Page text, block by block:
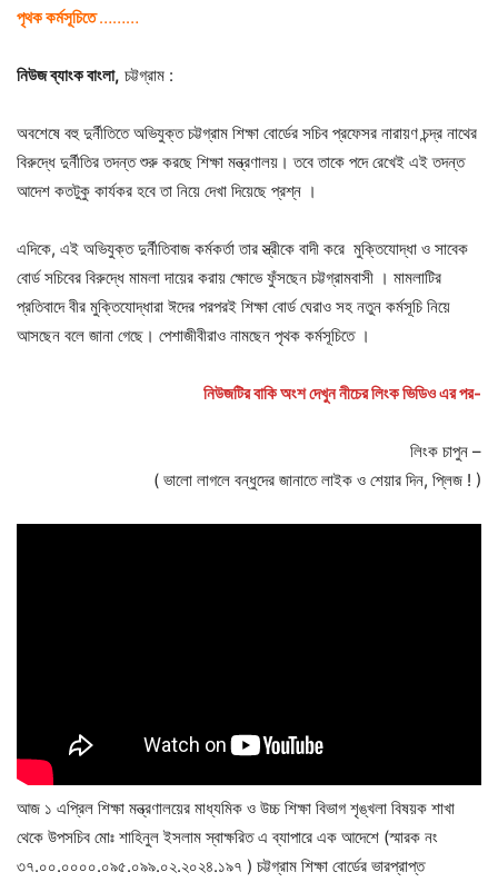
পৃথক কর্মসূচিতে………
নিউজ ব্যাংক বাংলা, চট্টগ্রাম :
অবশেষে বহু দুর্নীতিতে অভিযুক্ত চট্টগ্রাম শিক্ষা বোর্ডের সচিব প্রফেসর নারায়ণ চন্দ্র নাথের
বিরুদ্ধে দুর্নীতির তদন্ত শুরু করছে শিক্ষা মন্ত্রণালয়।‌ তবে তাকে পদে রেখেই এই তদন্ত
আদেশ কতটুকু কার্যকর হবে তা নিয়ে দেখা দিয়েছে প্রশ্ন ।
এদিকে, এই অভিযুক্ত দুর্নীতিবাজ কর্মকর্তা তার স্ত্রীকে বাদী করে মুক্তিযোদ্ধা ও সাবেক
বোর্ড সচিবের বিরুদ্ধে মামলা দায়ের করায় ক্ষোভে ফুঁসছেন চট্টগ্রামবাসী । মামলাটির
প্রতিবাদে বীর মুক্তিযোদ্ধারা ঈদের পরপরই শিক্ষা বোর্ড ঘেরাও সহ নতুন কর্মসূচি নিয়ে
আসছেন বলে জানা গেছে। ‌পেশাজীবীরাও নামছেন পৃথক কর্মসূচিতে ।
নিউজটির বাকি অংশ দেখুন নীচের লিংক ভিডিও এর পর-
লিংক চাপুন –
( ভালো লাগলে বন্ধুদের জানাতে লাইক ও শেয়ার দিন, প্লিজ ! )
আজ ১ এপ্রিল শিক্ষা মন্ত্রণালয়ের মাধ্যমিক ও উচ্চ শিক্ষা বিভাগ শৃঙ্খলা বিষয়ক শাখা
থেকে উপসচিব মোঃ শাহিনুল ইসলাম স্বাক্ষরিত এ ব্যাপারে এক আদেশে (স্মারক নং
৩৭.০০.০০০০.০৯৫.০৯৯.০২.২০২৪.১৯৭ ) চট্টগ্রাম শিক্ষা বোর্ডের ভারপ্রাপ্ত